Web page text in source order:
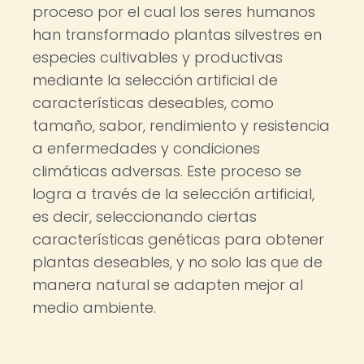
proceso por el cual los seres humanos
han transformado plantas silvestres en
especies cultivables y productivas
mediante la selección artificial de
características deseables, como
tamaño, sabor, rendimiento y resistencia
a enfermedades y condiciones
climáticas adversas. Este proceso se
logra a través de la selección artificial,
es decir, seleccionando ciertas
características genéticas para obtener
plantas deseables, y no solo las que de
manera natural se adapten mejor al
medio ambiente.